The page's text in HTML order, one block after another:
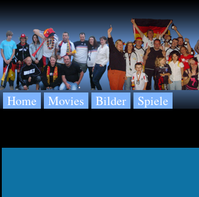
Home Movies Bilder Spiele